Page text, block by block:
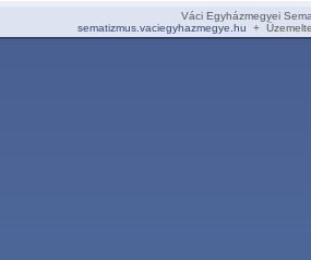
Váci Egyházmegyei
sematizmus.vaciegyhazmegye.hu +